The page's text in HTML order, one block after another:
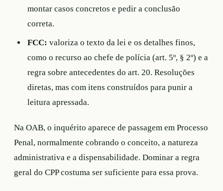
montar casos concretos e pedir a conclusão
correta.
FCC: valoriza o texto da lei e os detalhes finos,
como o recurso ao chefe de polícia (art. 5º, § 2º) e a
regra sobre antecedentes do art. 20. Resoluções
diretas, mas com itens construídos para punir a
leitura apressada.
Na OAB, o inquérito aparece de passagem em Processo
Penal, normalmente cobrando o conceito, a natureza
administrativa e a dispensabilidade. Dominar a regra
geral do CPP costuma ser suficiente para essa prova.